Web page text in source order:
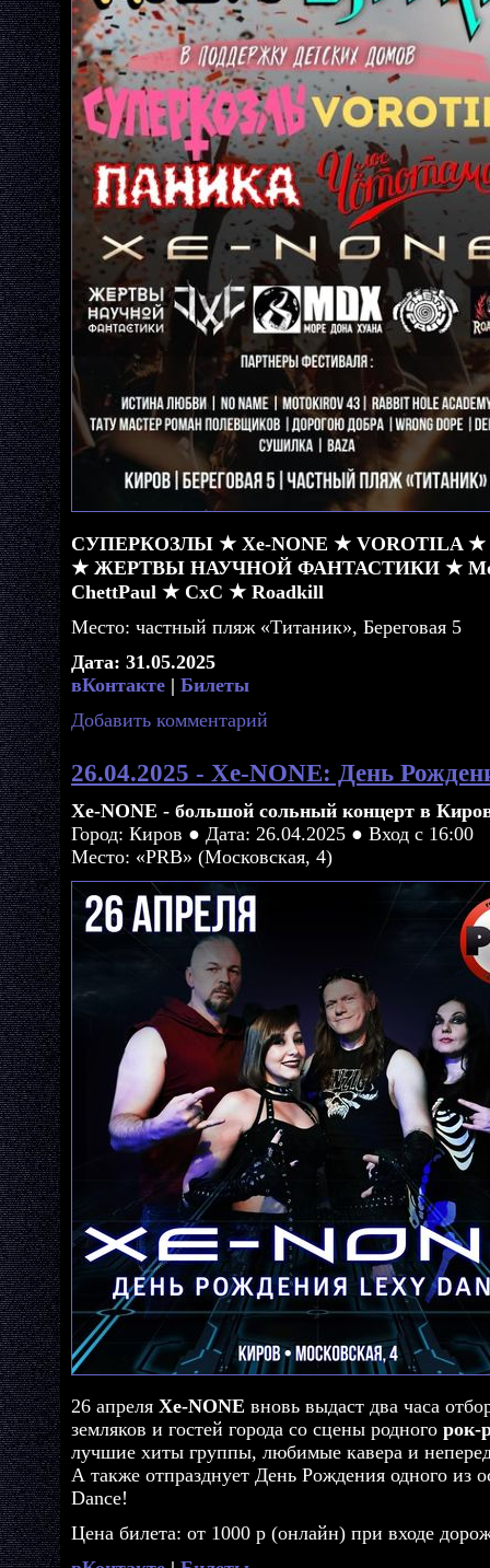
СУПЕРКОЗЛЫ ★ Xe-NONE ★ VOROTILA ★
★ ЖЕРТВЫ НАУЧНОЙ ФАНТАСТИКИ ★
ChettPaul ★ СхС ★ Roadkill
Место: частный пляж «Титаник», Береговая 5
Дата: 31.05.2025
вКонтакте | Билеты
Добавить комментарий
26.04.2025 - Xe-NONE: День
Xe-NONE - большой сольный концерт в
Город: Киров ● Дата: 26.04.2025 ● Вход с 16:00
Место: «PRB» (Московская, 4)
26 апреля Xe-NONE вновь выдаст два часа
земляков и гостей города со сцены родного рок-
лучшие хиты группы, любимые кавера и
А также отпразднует День Рождения одного из
Dance!
Цена билета: от 1000 р (онлайн) при входе